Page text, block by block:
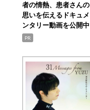
者の情熱、患者さんの
思いを伝えるドキュメ
ンタリー動画を公開中
PR